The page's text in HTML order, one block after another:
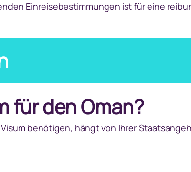
Einreisebestimmungen ist für eine
für den Oman?
benötigen, hängt von Ihrer